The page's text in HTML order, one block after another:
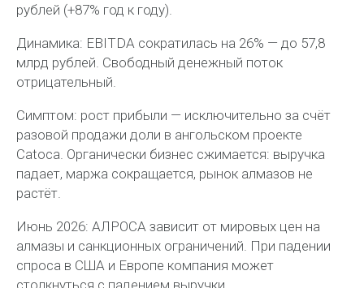
рублей (+87% год к году).
Динамика: EBITDA сократилась на 26% — до 57,8
млрд рублей. Свободный денежный поток
отрицательный.
Симптом: рост прибыли — исключительно за счёт
разовой продажи доли в ангольском проекте
Catoca. Органически бизнес сжимается: выручка
падает, маржа сокращается, рынок алмазов не
растёт.
Июнь 2026: АЛРОСА зависит от мировых цен на
алмазы и санкционных ограничений. При падении
спроса в США и Европе компания может